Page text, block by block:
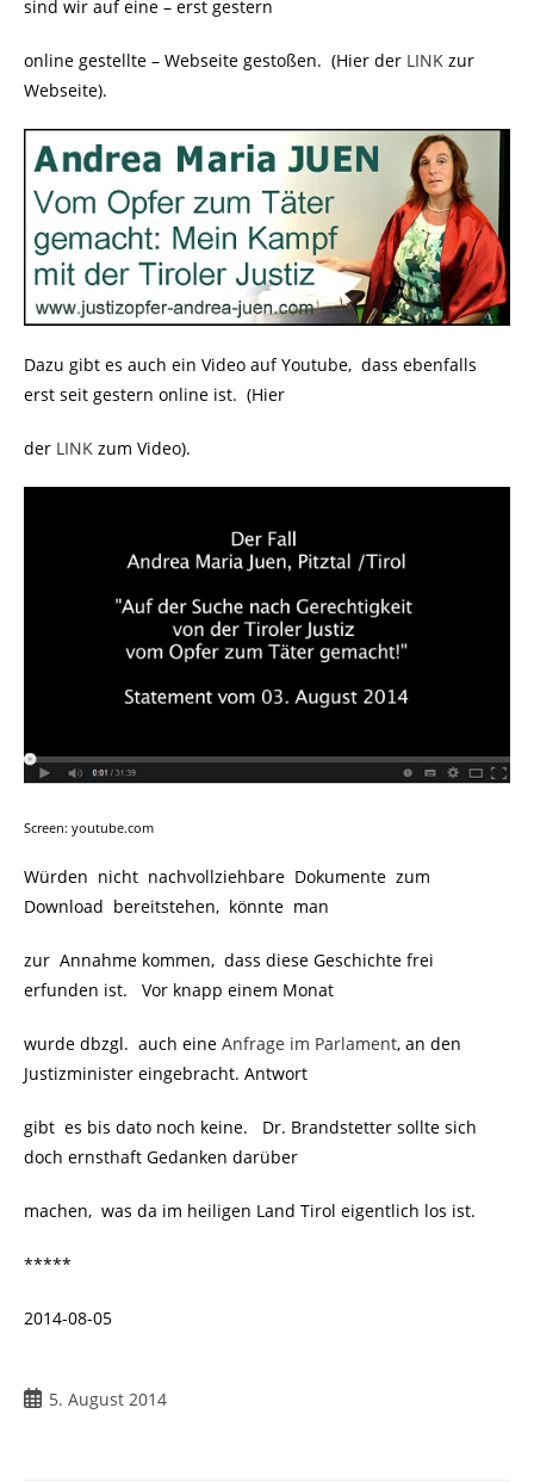
sind wir auf eine – erst gestern
online gestellte – Webseite gestoßen. (Hier der LINK zur
Webseite).
Dazu gibt es auch ein Video auf Youtube, dass ebenfalls
erst seit gestern online ist. (Hier
der LINK zum Video).
Screen: youtube.com
Würden nicht nachvollziehbare Dokumente zum
Download bereitstehen, könnte man
zur Annahme kommen, dass diese Geschichte frei
erfunden ist. Vor knapp einem Monat
wurde dbzgl. auch eine Anfrage im Parlament, an den
Justizminister eingebracht. Antwort
gibt es bis dato noch keine. Dr. Brandstetter sollte sich
doch ernsthaft Gedanken darüber
machen, was da im heiligen Land Tirol eigentlich los ist.
*****
2014-08-05
Beitrag5. August 2014